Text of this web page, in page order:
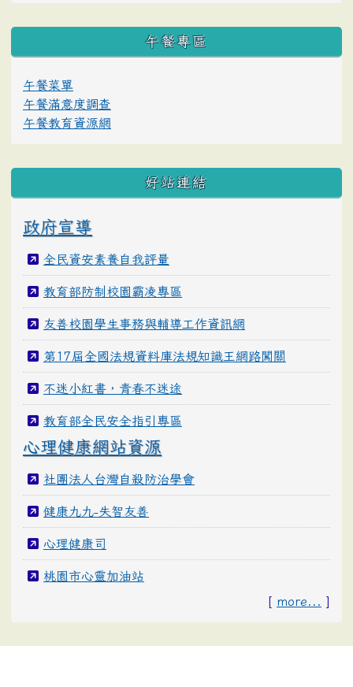
午餐專區
午餐菜單
午餐滿意度調查
午餐教育資源網
好站連結
政府宣導
全民資安素養自我評量
教育部防制校園霸凌專區
友善校園學生事務與輔導工作資訊網
第17屆全國法規資料庫法規知識王網路闖關
不迷小紅書，青春不迷途
教育部全民安全指引專區
心理健康網站資源
社團法人台灣自殺防治學會
健康九九-失智友善
心理健康司
桃園市心靈加油站
[ more... ]